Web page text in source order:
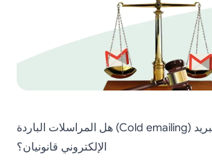
هل المراسلات الباردة (Cold emailing) والتسويق عبر البريد
الإلكتروني قانونيان؟